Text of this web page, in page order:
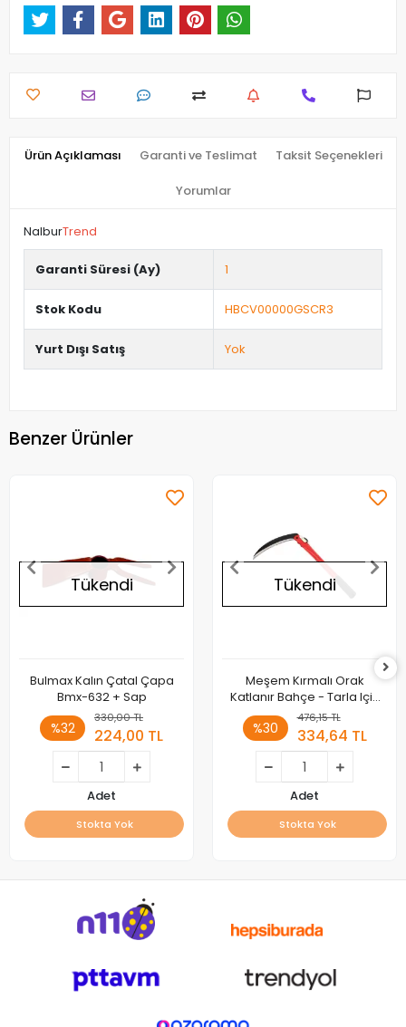
Ürün Açıklaması Garanti ve Teslimat Taksit Seçenekleri
Yorumlar
NalburTrend
Garanti Süresi (Ay) 1
Stok Kodu HBCV00000GSCR3
Yurt Dışı Satış Yok
Benzer Ürünler
Tükendi
Bulmax Kalın Çatal Çapa
Bmx-632 + Sap
%32
330,00 TL
224,00 TL
Adet
Stokta Yok
Tükendi
Meşem Kırmalı Orak
Katlanır Bahçe - Tarla Için
Orak ( - 149 )
%30
476,15 TL
334,64 TL
Adet
Stokta Yok